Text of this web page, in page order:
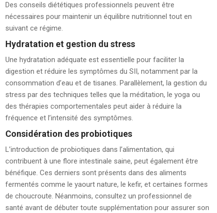
Des conseils diététiques professionnels peuvent être
nécessaires pour maintenir un équilibre nutritionnel tout en
suivant ce régime.
Hydratation et gestion du stress
Une hydratation adéquate est essentielle pour faciliter la
digestion et réduire les symptômes du SII, notamment par la
consommation d’eau et de tisanes. Parallèlement, la gestion du
stress par des techniques telles que la méditation, le yoga ou
des thérapies comportementales peut aider à réduire la
fréquence et l’intensité des symptômes.
Considération des probiotiques
L’introduction de probiotiques dans l’alimentation, qui
contribuent à une flore intestinale saine, peut également être
bénéfique. Ces derniers sont présents dans des aliments
fermentés comme le yaourt nature, le kefir, et certaines formes
de choucroute. Néanmoins, consultez un professionnel de
santé avant de débuter toute supplémentation pour assurer son